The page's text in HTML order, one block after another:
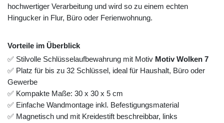
hochwertiger Verarbeitung und wird so zu einem echten
Hingucker in Flur, Büro oder Ferienwohnung.
Vorteile im Überblick
✅ Stilvolle Schlüsselaufbewahrung mit Motiv Motiv Wolken 7
✅ Platz für bis zu 32 Schlüssel, ideal für Haushalt, Büro oder
Gewerbe
✅ Kompakte Maße: 30 x 30 x 5 cm
✅ Einfache Wandmontage inkl. Befestigungsmaterial
✅ Magnetisch und mit Kreidestift beschreibbar, links